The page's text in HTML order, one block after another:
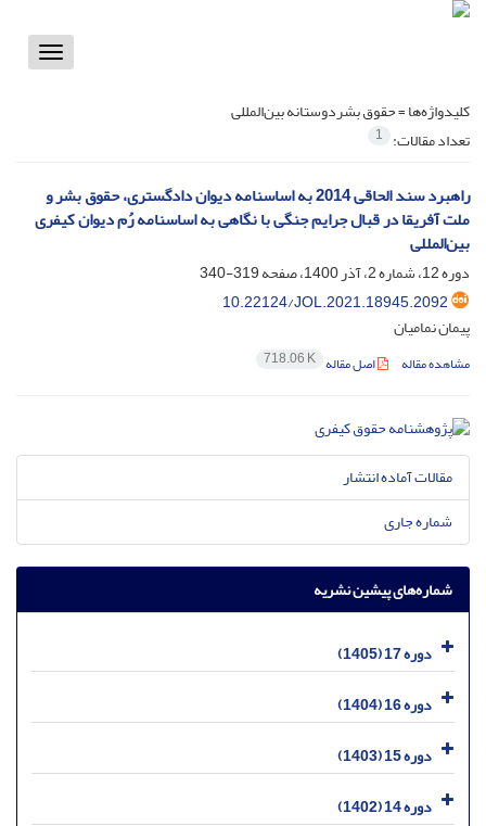
Toggle
کلیدواژه‌ها =حقوق بشردوستانه بین‌المللی
تعداد مقالات: 1
راهبرد سند الحاقی 2014 به اساسنامه دیوان دادگستری، حقوق بشر و
ملت آفریقا در قبال جرایم جنگی با نگاهی به اساسنامه رُم دیوان کیفری
بین‌المللی
دوره 12، شماره 2، آذر 1400، صفحه
319-340
10.22124/JOL.2021.18945.2092
پیمان نمامیان
مشاهده مقاله اصل مقاله 718.06 K
مقالات آماده انتشار
شماره جاری
شماره‌های پیشین نشریه
دوره 17 (1405)
دوره 16 (1404)
دوره 15 (1403)
دوره 14 (1402)